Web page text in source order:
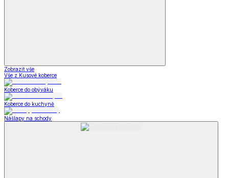
Zobrazit vše
Vše z Kusové koberce
Koberce do obýváku
Koberce do kuchyně
Nášlapy na schody